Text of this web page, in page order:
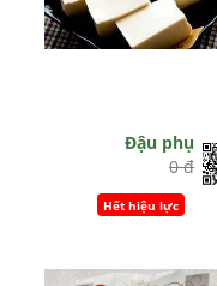
Đậu phụ
0 đ
Hết hiệu lực